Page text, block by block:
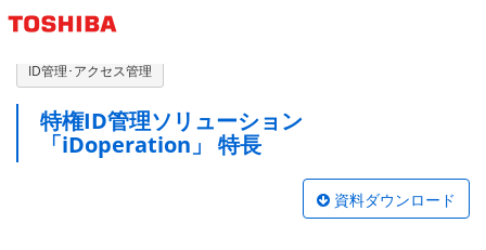
東芝デジタルエンジニアリング株式会社
ID管理･アクセス管理
特権ID管理ソリューション
「iDoperation」 特長
資料ダウンロード